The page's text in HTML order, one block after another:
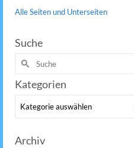
Alle Seiten und Unterseiten
Suche
Suche
nach:
Kategorien
Kategorien
Archiv